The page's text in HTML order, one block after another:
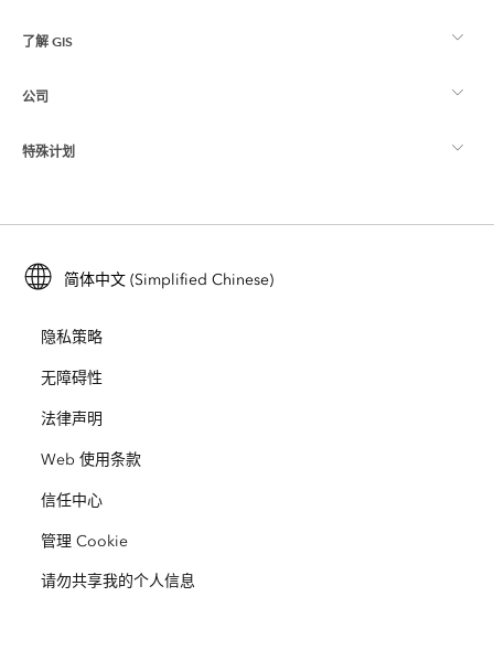
制图
Esri Store
Esri 社区
ArcGIS 博客
Esri 年轻专家关系网
了解 GIS
什么是 GIS？
位置智能
培训
ArcUser
ArcNews
ArcWatch
Esri 视频
公司
关于 Esri
招贤纳士
开放视野
业务行为准则
网站地图
特殊计划
ArcGIS for Student Use
保护
教育
种族平等
简体中文 (Simplified Chinese)
隐私策略
无障碍性
法律声明
Web 使用条款
信任中心
管理 Cookie
请勿共享我的个人信息